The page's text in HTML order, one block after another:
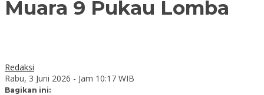
Muara 9 Pukau Lomba
Redaksi
Rabu, 3 Juni 2026 - Jam 10:17 WIB
Bagikan ini: